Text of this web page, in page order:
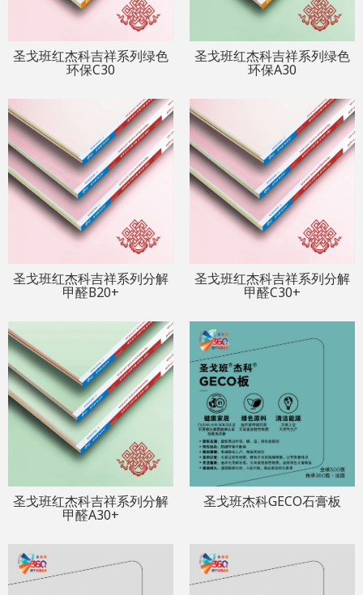
圣戈班红杰科吉祥系列绿色
环保C30
圣戈班红杰科吉祥系列绿色
环保A30
圣戈班红杰科吉祥系列分解
甲醛B20+
圣戈班红杰科吉祥系列分解
甲醛C30+
圣戈班红杰科吉祥系列分解
甲醛A30+
圣戈班杰科GECO石膏板